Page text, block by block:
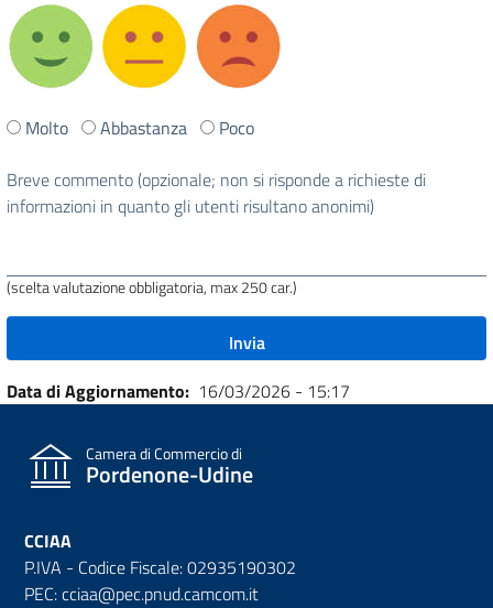
Ti
stata
utile
Molto Abbastanza
Poco
Breve commento (opzionale; non si risponde a richieste di
informazioni in quanto gli utenti risultano anonimi)
(scelta valutazione obbligatoria, max 250 car.)
Data di Aggiornamento 16/03/2026 - 15:17
Camera di Commercio di
Pordenone-Udine
CCIAA
P.IVA - Codice Fiscale: 02935190302
PEC: cciaa@pec.pnud.camcom.it